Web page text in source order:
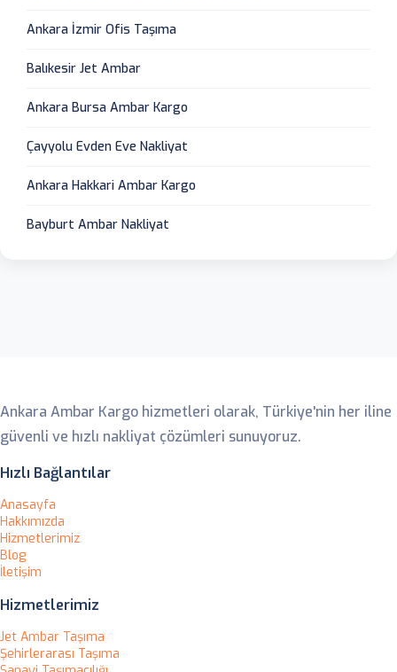
Ankara İzmir Ofis Taşıma
Balıkesir Jet Ambar
Ankara Bursa Ambar Kargo
Çayyolu Evden Eve Nakliyat
Ankara Hakkari Ambar Kargo
Bayburt Ambar Nakliyat
Ankara Ambar Kargo hizmetleri olarak, Türkiye'nin her iline
güvenli ve hızlı nakliyat çözümleri sunuyoruz.
Hızlı Bağlantılar
Anasayfa
Hakkımızda
Hizmetlerimiz
Blog
İletişim
Hizmetlerimiz
Jet Ambar Taşıma
Şehirlerarası Taşıma